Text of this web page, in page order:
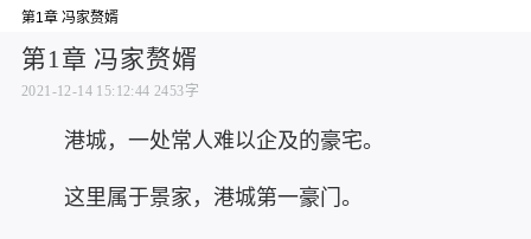
第1章 冯家赘婿
第1章 冯家赘婿
2021-12-14 15:12:44 2453字
港城，一处常人难以企及的豪宅。
这里属于景家，港城第一豪门。